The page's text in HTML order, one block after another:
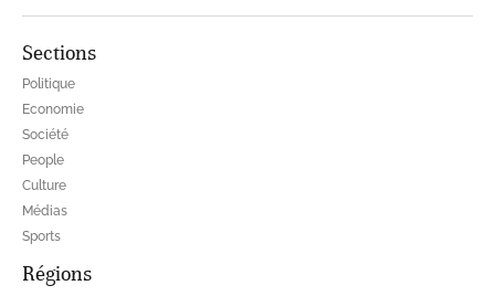
Sections
Politique
Economie
Société
People
Culture
Médias
Sports
Régions